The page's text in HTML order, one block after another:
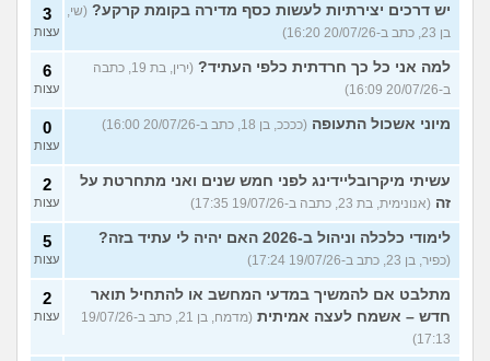
יש דרכים יצירתיות לעשות כסף מדירה בקומת קרקע? (שי,
בן 23, כתב ב-20/07/26 16:20)
3
עצות
למה אני כל כך חרדתית כלפי העתיד?
(ירין, בת 19, כתבה
ב-20/07/26 16:09)
6
עצות
מיוני אשכול התעופה (ככככ, בן 18, כתב ב-20/07/26 16:00) 0
עצות
עשיתי מיקרובליידינג לפני חמש שנים ואני מתחרטת על
זה (אנונימית, בת 23, כתבה ב-19/07/26 17:35)
2
עצות
לימודי כלכלה וניהול ב-2026 האם יהיה לי עתיד בזה?
(כפיר, בן 23, כתב ב-19/07/26 17:24)
5
עצות
מתלבט אם להמשיך במדעי המחשב או להתחיל תואר
חדש – אשמח לעצה אמיתית
(מדמח, בן 21, כתב ב-19/07/26
17:13)
2
עצות